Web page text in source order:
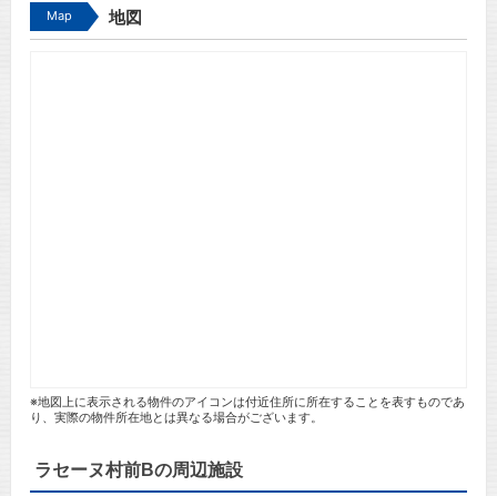
Map 地図
※地図上に表示される物件のアイコンは付近住所に所在することを表すものであ
り、実際の物件所在地とは異なる場合がございます。
ラセーヌ村前Bの周辺施設